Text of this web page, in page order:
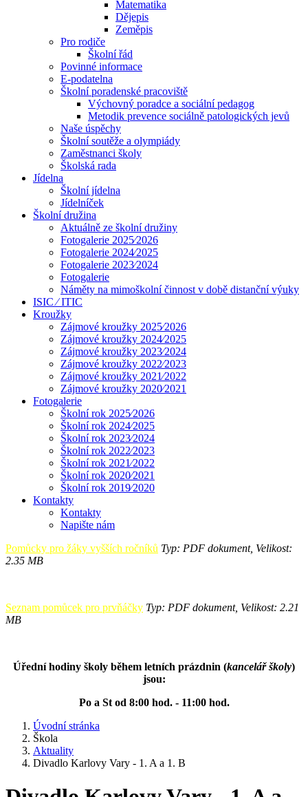
Matematika
Dějepis
Zeměpis
Pro rodiče
Školní řád
Povinné informace
E-podatelna
Školní poradenské pracoviště
Výchovný poradce a sociální pedagog
Metodik prevence sociálně patologických jevů
Naše úspěchy
Školní soutěže a olympiády
Zaměstnanci školy
Školská rada
Jídelna
Školní jídelna
Jídelníček
Školní družina
Aktuálně ze školní družiny
Fotogalerie 2025⁄2026
Fotogalerie 2024⁄2025
Fotogalerie 2023⁄2024
Fotogalerie
Náměty na mimoškolní činnost v době distanční výuky
ISIC ⁄ ITIC
Kroužky
Zájmové kroužky 2025⁄2026
Zájmové kroužky 2024⁄2025
Zájmové kroužky 2023⁄2024
Zájmové kroužky 2022⁄2023
Zájmové kroužky 2021⁄2022
Zájmové kroužky 2020⁄2021
Fotogalerie
Školní rok 2025⁄2026
Školní rok 2024⁄2025
Školní rok 2023⁄2024
Školní rok 2022⁄2023
Školní rok 2021⁄2022
Školní rok 2020⁄2021
Školní rok 2019⁄2020
Kontakty
Kontakty
Napište nám
Pomůcky pro žáky vyšších ročníků Typ: PDF dokument, Velikost:
2.35 MB
Seznam pomůcek pro prvňáčky Typ: PDF dokument, Velikost: 2.21
MB
Úřední hodiny školy během letních prázdnin (kancelář školy)
jsou:
Po a St od 8:00 hod. - 11:00 hod.
Úvodní stránka
Škola
Aktuality
Divadlo Karlovy Vary - 1. A a 1. B